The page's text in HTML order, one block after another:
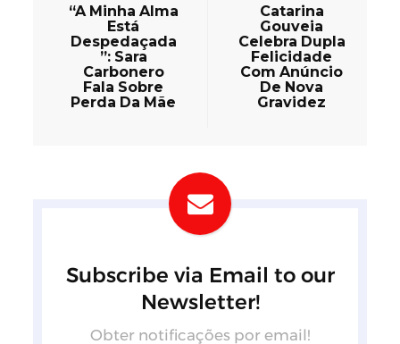
“A Minha Alma
Está
Despedaçada
”: Sara
Carbonero
Fala Sobre
Perda Da Mãe
Catarina
Gouveia
Celebra Dupla
Felicidade
Com Anúncio
De Nova
Gravidez
Subscribe via Email to our
Newsletter!
Obter notificações por email!